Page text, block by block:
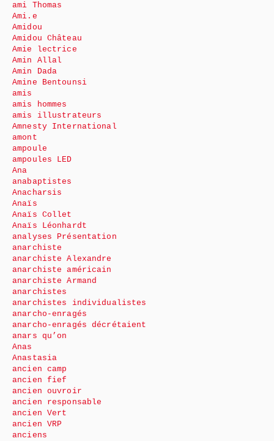
ami Thomas
Ami.e
Amidou
Amidou Château
Amie lectrice
Amin Allal
Amin Dada
Amine Bentounsi
amis
amis hommes
amis illustrateurs
Amnesty International
amont
ampoule
ampoules LED
Ana
anabaptistes
Anacharsis
Anaïs
Anaïs Collet
Anaïs Léonhardt
analyses Présentation
anarchiste
anarchiste Alexandre
anarchiste américain
anarchiste Armand
anarchistes
anarchistes individualistes
anarcho-enragés
anarcho-enragés décrétaient
anars qu’on
Anas
Anastasia
ancien camp
ancien fief
ancien ouvroir
ancien responsable
ancien Vert
ancien VRP
anciens